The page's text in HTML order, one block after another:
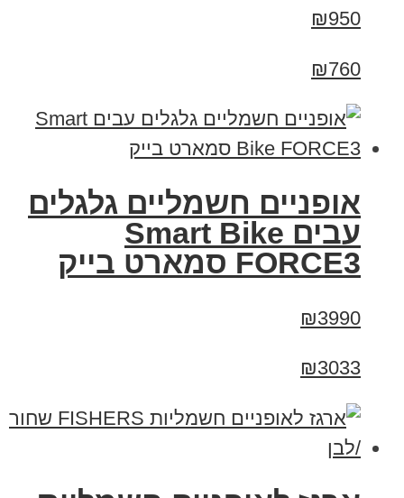
₪950
₪760
אופניים חשמליים גלגלים
עבים Smart Bike
FORCE3 סמארט בייק
₪3990
₪3033